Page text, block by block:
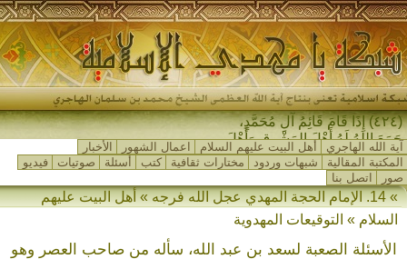
(٤٢٤) إِذَا قَامَ قَائِمُ آلِ مُحَمَّدٍ،
جَمَعَ اللهُ لَهُ أَهْلَ المَشْرِقِ وَأَهْلَ
المَغْرِب̷ِ_
آية الله الهاجري أهل البيت عليهم السلام اعمال الشهور
الأخبار
المكتبة المقالية
شبهات وردود مختارات ثقافية كتب أسئلة صوتيات
فيديو
صور
اتصل بنا
» 14. الإمام الحجة المهدي عجل الله فرجه » أهل البيت عليهم
السلام » التوقيعات المهدوية
الأسئلة الصعبة لسعد بن عبد الله، سأله من صاحب العصر وهو